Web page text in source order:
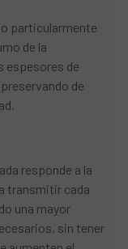
particularmente
de la
espesores de
de
responde a la
transmitir cada
una mayor
sin tener